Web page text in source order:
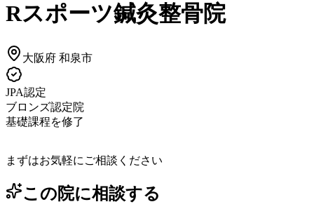
Rスポーツ鍼灸整骨院
大阪府 和泉市
JPA認定
ブロンズ認定院
基礎課程を修了
まずはお気軽にご相談ください
この院に相談する